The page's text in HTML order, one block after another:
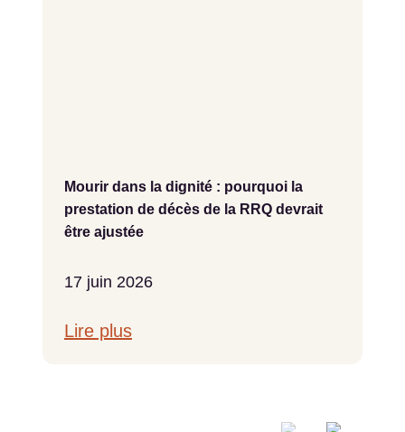
Mourir dans la dignité : pourquoi la
prestation de décès de la RRQ devrait
être ajustée
17 juin 2026
Lire plus